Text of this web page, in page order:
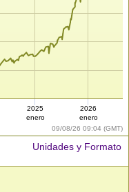
09/08/26 09:04 (GMT)
2025
enero
2026
enero
Unidades y Formato